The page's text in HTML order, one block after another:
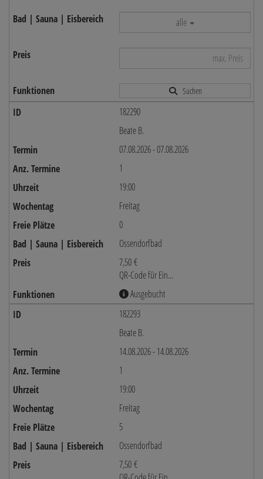
alle
Suchen
182290
Beate B.
07.08.2026 - 07.08.2026
1
19:00
Freitag
0
Ossendorfbad
7,50 €
QR-Code für Ein...
Ausgebucht
182293
Beate B.
14.08.2026 - 14.08.2026
1
19:00
Freitag
5
Ossendorfbad
7,50 €